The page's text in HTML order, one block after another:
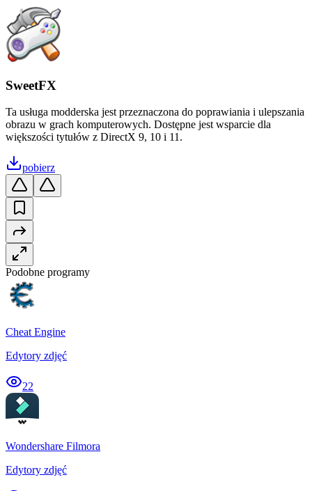
SweetFX
Ta usługa modderska jest przeznaczona do poprawiania i ulepszania
obrazu w grach komputerowych. Dostępne jest wsparcie dla
większości tytułów z DirectX 9, 10 i 11.
pobierz
Podobne programy
Cheat Engine
Edytory zdjęć
22
Wondershare Filmora
Edytory zdjęć